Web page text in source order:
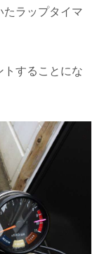
たラップタイマ
トすることにな